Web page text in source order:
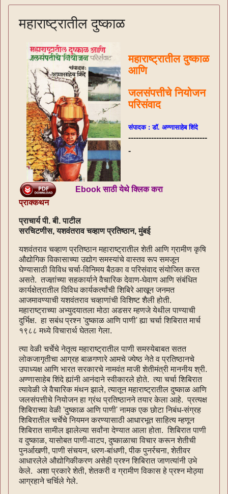
महाराष्ट्रातील दुष्काळ
महाराष्ट्रातील दुष्काळ
आणि
जलसंपत्तीचे नियोजन
परिसंवाद
संपादक : डॉ. अण्णासाहेब शिंदे
-------------------------------
-
Ebook साठी येथे क्लिक करा
प्राक्कथन
प्राचार्य पी. बी. पाटील
सरचिटणीस, यशवंतराव चव्हाण प्रतिष्ठान, मुंबई
यशवंतराव चव्हाण प्रतिष्ठान महाराष्ट्रातील शेती आणि ग्रामीण कृषि
औद्योगिक विकासाच्या उद्योग समस्यांचे वास्तव रूप समजून
घेण्यासाठी विविध चर्चा-विनिमय बैठका व परिसंवाद संयोजित करत
असते. तज्ज्ञांच्या सहकार्याने वैचारिक देवाण-घेवाण आणि संबंधित
कार्यक्षेत्रातील विविध कार्यकर्त्यांची शिबिरे आखून जनमत
आजमावण्याची यशवंतराव चव्हाणांची विशिष्ट शैली होती.
महाराष्ट्राच्या अभ्युदयातला मोठा अडसर म्हणजे येथील पाण्याची
दुर्भिक्ष. हा सबंध प्रश्न 'दुष्काळ आणि पाणी' ह्या चर्चा शिबिरात मार्च
१९८८ मध्ये विचारार्थ घेतला गेला.
त्या वेळी चर्चेचे नेतृत्व महाराष्ट्रातील पाणी समस्येबाबत सतत
लोकजागृतीचा आग्रह बाळगणारे आमचे ज्येष्ठ नेते व प्रतिष्ठानचे
उपाध्यक्ष आणि भारत सरकारचे नामवंत माजी शेतीमंत्री माननीय श्री.
अण्णासाहेब शिंदे ह्यांनी आनंदाने स्वीकारले होते. त्या चर्चा शिबिरात
त्यावेळी जे वैचारिक मंथन झाले, त्यातून महाराष्ट्रातील दुष्काळ आणि
जलसंपत्तीचे नियोजन हा ग्रंथ प्रतिष्ठानने तयार केला आहे. प्रत्यक्ष
शिबिराच्या वेळी 'दुष्काळ आणि पाणी' नामक एक छोटा निबंध-संग्रह
शिबिरातील चर्चेचे नियमन करण्यासाठी आधारभूत साहित्य म्हणून
शिबिरात सामील झालेल्या सर्वांना देण्यात आला होता. शिबिरात पाणी
व दुष्काळ, यासोबत पाणी-वाटप, दुष्काळाचा विचार करून शेतीची
पुनर्आखणी, पाणी संचयन, धरण-बांधणी, पीक पुनर्रचना, शेतीवर
आधारलेले औद्योगिकीकरण असेही प्रश्न शिबिरात जाणत्यांनी उभे
केले. अशा प्रकारे शेती, शेतकरी व ग्रामीण विकास हे प्रश्न मोठ्या
आग्रहाने चर्चिले गेले.